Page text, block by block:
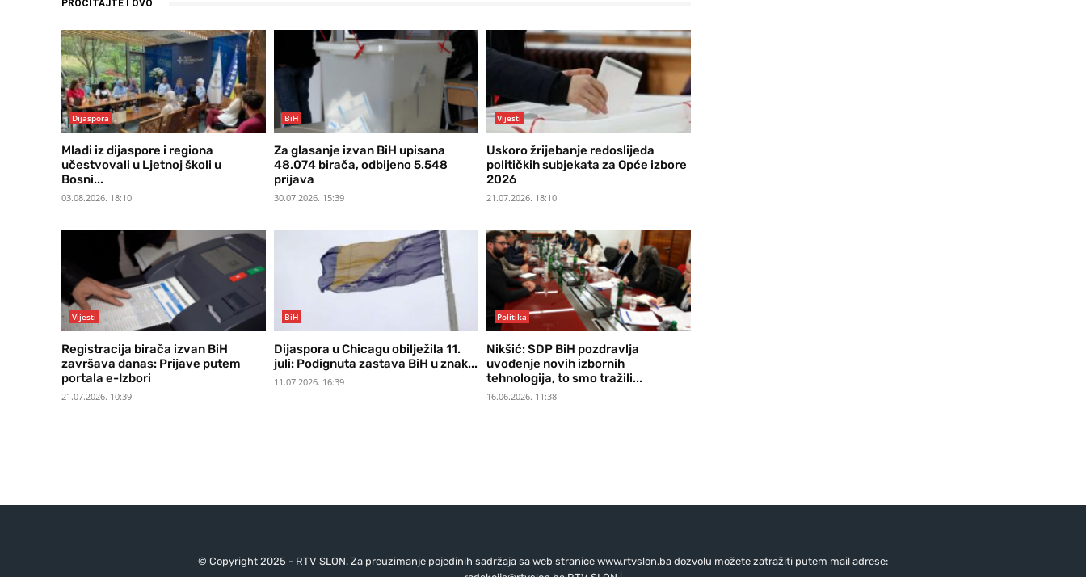
PROČITAJTE I OVO
Dijaspora
Mladi iz dijaspore i regiona
učestvovali u Ljetnoj školi u
Bosni...
03.08.2026. 18:10
BiH
Za glasanje izvan BiH upisana
48.074 birača, odbijeno 5.548
prijava
30.07.2026. 15:39
Vijesti
Uskoro žrijebanje redoslijeda
političkih subjekata za Opće izbore
2026
21.07.2026. 18:10
Vijesti
Registracija birača izvan BiH
završava danas: Prijave putem
portala e-Izbori
21.07.2026. 10:39
BiH
Dijaspora u Chicagu obilježila 11.
juli: Podignuta zastava BiH u znak...
11.07.2026. 16:39
Politika
Nikšić: SDP BiH pozdravlja
uvođenje novih izbornih
tehnologija, to smo tražili...
16.06.2026. 11:38
© Copyright 2025 - RTV SLON. Za preuzimanje pojedinih sadržaja sa web stranice www.rtvslon.ba dozvolu možete zatražiti putem mail adrese: